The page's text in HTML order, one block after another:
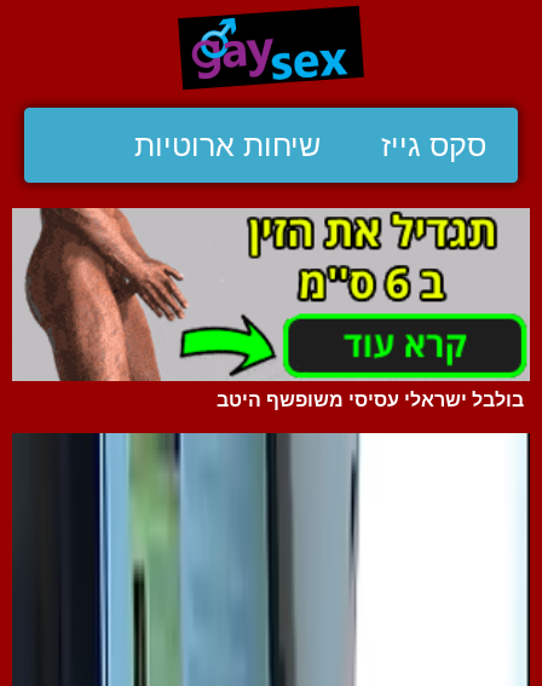
סקס גייז שיחות ארוטיות
בולבל ישראלי עסיסי משופשף היטב